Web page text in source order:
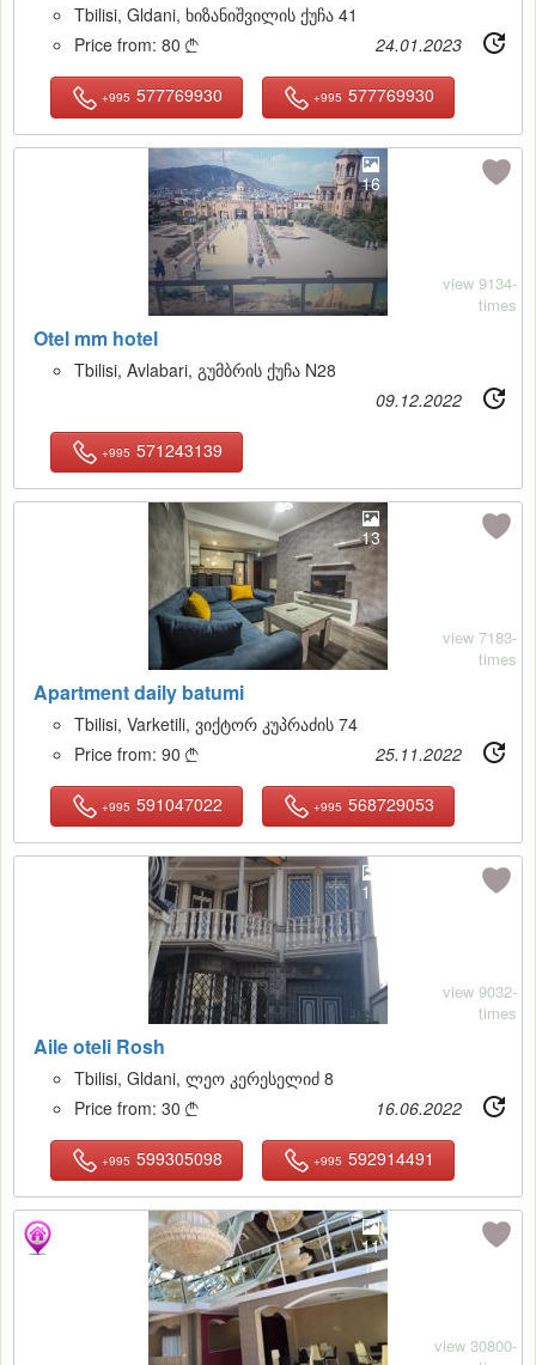
Tbilisi, Gldani, ხიზანიშვილის ქუჩა 41
Price from: 80  24.01.2023
+995 577769930 +995 577769930
16
Otel mm hotel
view 9134-
times
Tbilisi, Avlabari, გუმბრის ქუჩა N28
09.12.2022
+995 571243139
13
Apartment daily batumi
view 7183-
times
Tbilisi, Varketili, ვიქტორ კუპრაძის 74
Price from: 90  25.11.2022
+995 591047022 +995 568729053
18
Aile oteli Rosh
view 9032-
times
Tbilisi, Gldani, ლეო კერესელიძ 8
Price from: 30  16.06.2022
+995 599305098 +995 592914491
11
view 30800-